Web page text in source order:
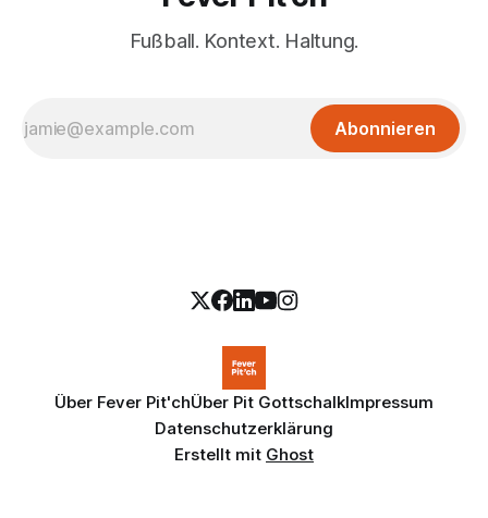
Fußball. Kontext. Haltung.
Abonnieren
Über Fever Pit'chÜber Pit GottschalkImpressum
Datenschutzerklärung
Erstellt mit Ghost